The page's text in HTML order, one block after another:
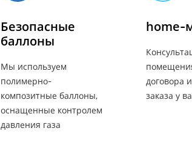
Безопасные
баллоны
Мы используем
полимерно-
композитные баллоны,
оснащенные контролем
давления газа
home-
договора
заказа у